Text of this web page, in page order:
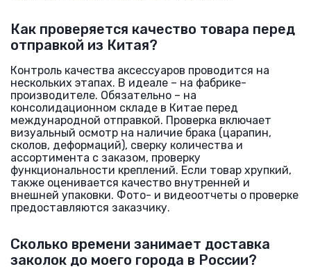
Как проверяется качество товара перед
отправкой из Китая?
Контроль качества аксессуаров проводится на
нескольких этапах. В идеале – на фабрике-
производителе. Обязательно – на
консолидационном складе в Китае перед
международной отправкой. Проверка включает
визуальный осмотр на наличие брака (царапин,
сколов, деформаций), сверку количества и
ассортимента с заказом, проверку
функциональности креплений. Если товар хрупкий,
также оценивается качество внутренней и
внешней упаковки. Фото- и видеоотчеты о проверке
предоставляются заказчику.
Сколько времени занимает доставка
заколок до моего города в России?